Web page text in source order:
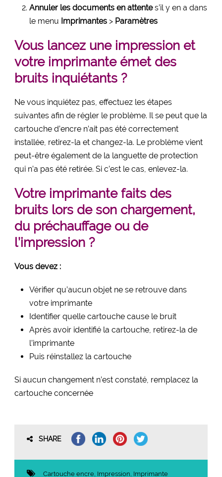
Annuler les documents en attentes’il y en a dans
le menu Imprimantes > Paramètres
Vous lancez une impression et
votre imprimante émet des
bruits inquiétants ?
Ne vous inquiétez pas, effectuez les étapes
suivantes afin de régler le problème. Il se peut que la
cartouche d’encre n’ait pas été correctement
installée, retirez-la et changez-la. Le problème vient
peut-être également de la languette de protection
qui n’a pas été retirée. Si c’est le cas, enlevez-la.
Votre imprimante faits des
bruits lors de son chargement,
du préchauffage ou de
l’impression ?
Vous devez :
Vérifier qu’aucun objet ne se retrouve dans
votre imprimante
Identifier quelle cartouche cause le bruit
Après avoir identifié la cartouche, retirez-la de
l’imprimante
Puis réinstallez la cartouche
Si aucun changement n’est constaté, remplacez la
cartouche concernée
SHARE
Cartouche encre Impression Imprimante